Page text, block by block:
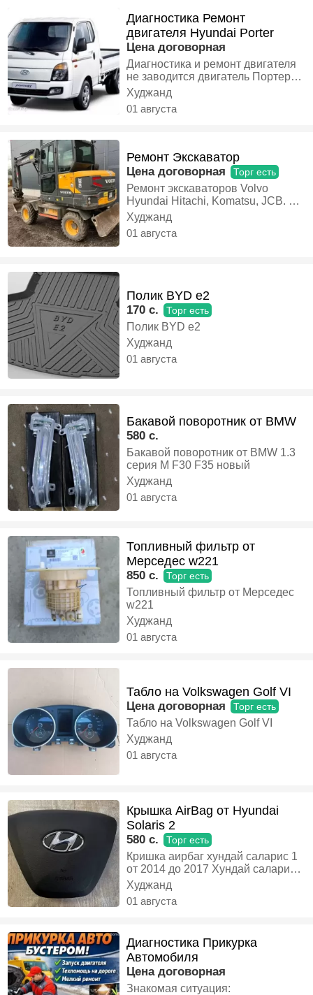
Диагностика Ремонт
двигателя Hyundai Porter
Цена договорная
Диагностика и ремонт двигателя
не заводится двигатель Портер
выезд любой точка,
Автоэлектрики
Худжанд
01 августа
Ремонт Экскаватор
Цена договорная Торг есть
Ремонт экскаваторов Volvo
Hyundai Hitachi, Komatsu, JCB. Не
заводится двигатель заводим не
тянет и другие диагностика,
оперативный выезд механиков
вашей техники. Так же вы можете
сами привезти к нам узлы и
агрегаты, для их дальнейшего
ремонта Есть запчасти, в
наличии, Автоэлектрики
Худжанд
01 августа
Полик BYD e2
170 c. Торг есть
Полик BYD e2
Худжанд
01 августа
Бакавой поворотник от BMW
580 c.
Бакавой поворотник от BMW 1.3
серия М F30 F35 новый
Худжанд
01 августа
Топливный фильтр от
Мерседес w221
850 c. Торг есть
Топливный фильтр от Мерседес
w221
Худжанд
01 августа
Табло на Volkswagen Golf VI
Цена договорная Торг есть
Табло на Volkswagen Golf VI
Худжанд
01 августа
Крышка AirBag от Hyundai
Solaris 2
580 c. Торг есть
Кришка аирбаг хундай саларис 1
от 2014 до 2017 Хундай саларис
2 от 2017 до 2024 потходит
Худжанд
01 августа
Диагностика Прикурка
Автомобиля
Цена договорная
Знакомая ситуация: